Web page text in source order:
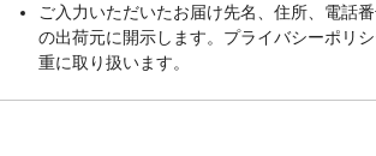
ご入力いただいたお届け先名、住所、電話
の出荷元に開示します。プライバシーポリ
重に取り扱います。